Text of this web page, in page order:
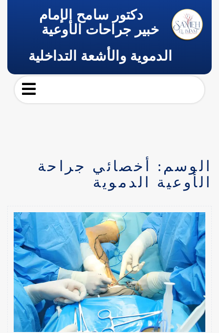
دكتور سامح الإمام
خبير جراحات الأوعية
الدموية والأشعة التداخلية
الوسم:
أخصائي جراحة
الأوعية الدموية